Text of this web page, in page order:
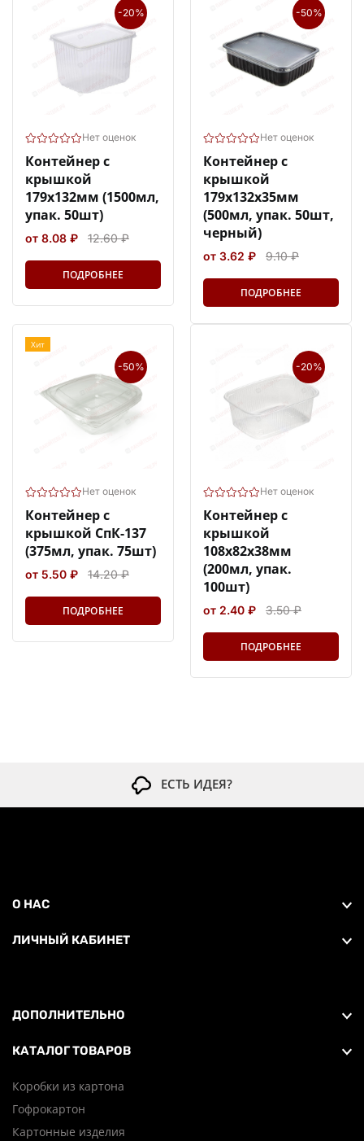
-20%
Нет оценок
Контейнер с
крышкой
179х132мм (1500мл,
упак. 50шт)
от 8.08 ₽ 12.60 ₽
ПОДРОБНЕЕ
-50%
Нет оценок
Контейнер с
крышкой
179х132х35мм
(500мл, упак. 50шт,
черный)
от 3.62 ₽ 9.10 ₽
ПОДРОБНЕЕ
-50%
Хит
Нет оценок
Контейнер с
крышкой СпК-137
(375мл, упак. 75шт)
от 5.50 ₽ 14.20 ₽
ПОДРОБНЕЕ
-20%
Нет оценок
Контейнер с
крышкой
108х82х38мм
(200мл, упак.
100шт)
от 2.40 ₽ 3.50 ₽
ПОДРОБНЕЕ
ЕСТЬ ИДЕЯ?
О НАС
ЛИЧНЫЙ КАБИНЕТ
ДОПОЛНИТЕЛЬНО
КАТАЛОГ ТОВАРОВ
Коробки из картона
Гофрокартон
Картонные изделия